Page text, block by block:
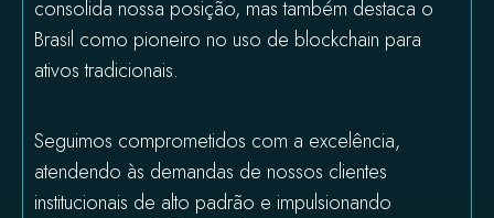
consolida nossa posição, mas também destaca o
Brasil como pioneiro no uso de blockchain para
ativos tradicionais.
Seguimos comprometidos com a excelência,
atendendo às demandas de nossos clientes
institucionais de alto padrão e impulsionando